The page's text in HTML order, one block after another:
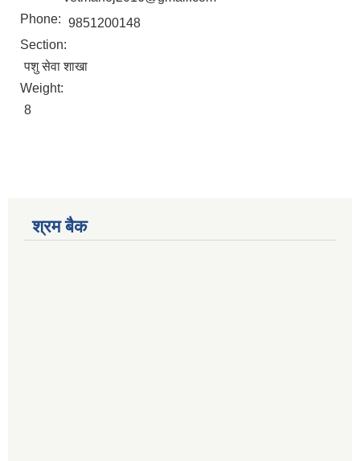
Phone: 9851200148
Section:
पशु सेवा शाखा
Weight:
8
श्रम बैक